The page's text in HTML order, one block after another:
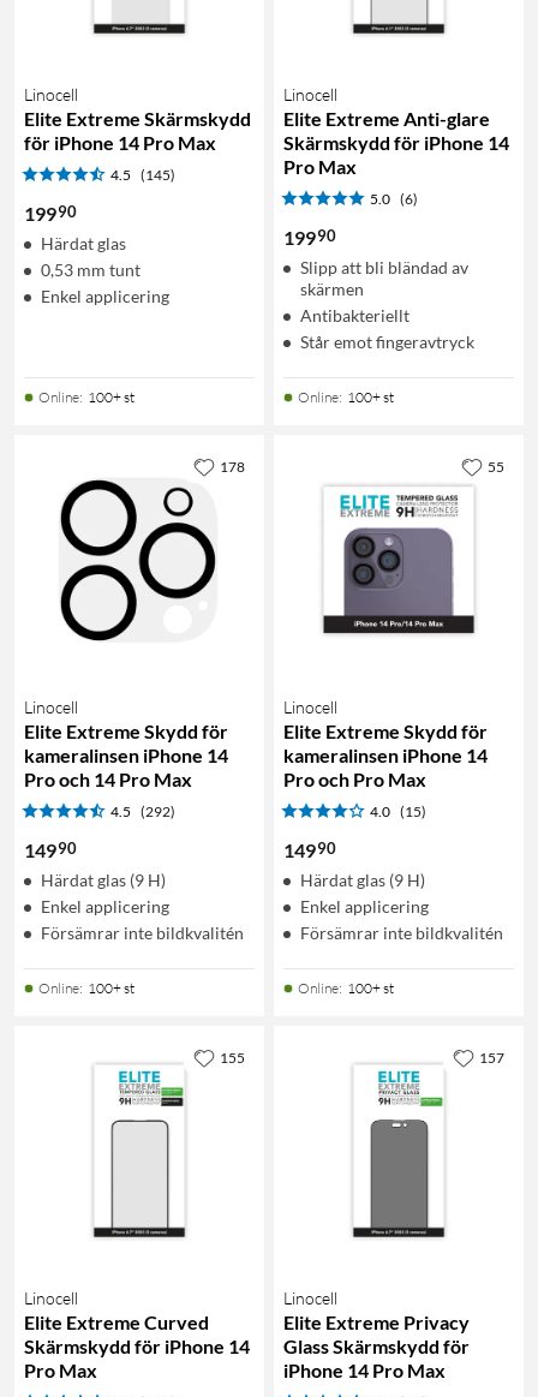
Linocell
Elite Extreme Skärmskydd
för iPhone 14 Pro Max
4.5 (145)
19990
Härdat glas
0,53 mm tunt
Enkel applicering
Online: 100+ st
Linocell
Elite Extreme Anti-glare
Skärmskydd för iPhone 14
Pro Max
5.0 (6)
19990
Slipp att bli bländad av
skärmen
Antibakteriellt
Står emot fingeravtryck
Online: 100+ st
Linocell
Elite Extreme Skydd för
kameralinsen iPhone 14
Pro och 14 Pro Max
4.5 (292)
14990
Härdat glas (9 H)
Enkel applicering
Försämrar inte bildkvalitén
Online: 100+ st
178
Linocell
Elite Extreme Skydd för
kameralinsen iPhone 14
Pro och Pro Max
4.0 (15)
14990
Härdat glas (9 H)
Enkel applicering
Försämrar inte bildkvalitén
Online: 100+ st
55
Linocell
Elite Extreme Curved
Skärmskydd för iPhone 14
Pro Max
155
Linocell
Elite Extreme Privacy
Glass Skärmskydd för
iPhone 14 Pro Max
157